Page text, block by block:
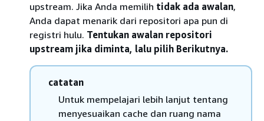
upstream. Jika Anda memilih tidak ada awalan,
Anda dapat menarik dari repositori apa pun di
registri hulu. Tentukan awalan repositori
upstream jika diminta, lalu pilih Berikutnya.
catatan
Untuk mempelajari lebih lanjut tentang
menyesuaikan cache dan ruang nama